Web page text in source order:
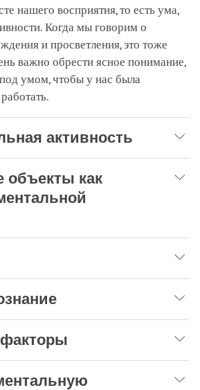
нашего восприятия, то есть ума,
Когда мы говорим о
и просветления, это тоже
важно обрести ясное понимание,
умом, чтобы у нас была
активность
объекты как